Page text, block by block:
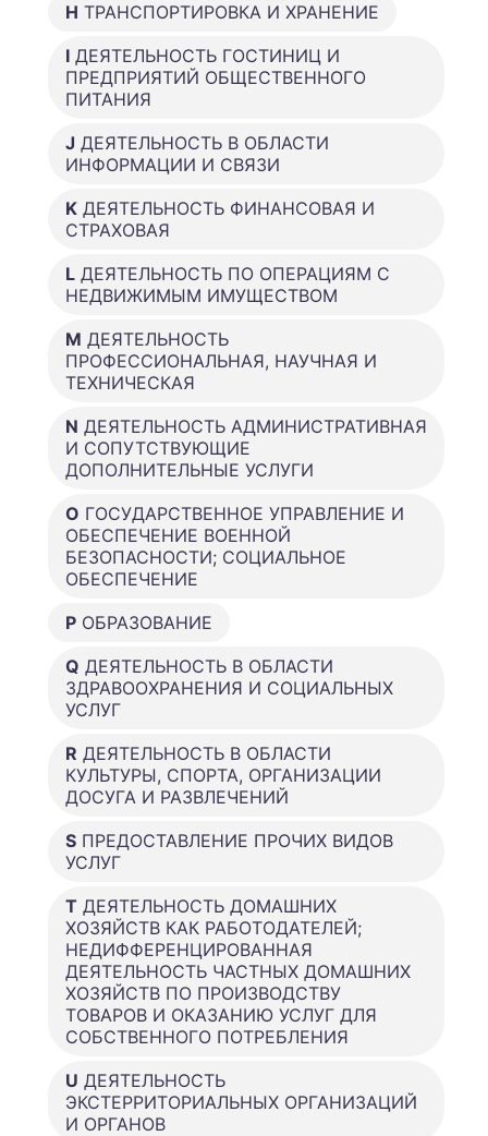
H ТРАНСПОРТИРОВКА И ХРАНЕНИЕ
I ДЕЯТЕЛЬНОСТЬ ГОСТИНИЦ И
ПРЕДПРИЯТИЙ ОБЩЕСТВЕННОГО
ПИТАНИЯ
J ДЕЯТЕЛЬНОСТЬ В ОБЛАСТИ
ИНФОРМАЦИИ И СВЯЗИ
K ДЕЯТЕЛЬНОСТЬ ФИНАНСОВАЯ И
СТРАХОВАЯ
L ДЕЯТЕЛЬНОСТЬ ПО ОПЕРАЦИЯМ С
НЕДВИЖИМЫМ ИМУЩЕСТВОМ
M ДЕЯТЕЛЬНОСТЬ
ПРОФЕССИОНАЛЬНАЯ, НАУЧНАЯ И
ТЕХНИЧЕСКАЯ
N ДЕЯТЕЛЬНОСТЬ АДМИНИСТРАТИВНАЯ
И СОПУТСТВУЮЩИЕ
ДОПОЛНИТЕЛЬНЫЕ УСЛУГИ
O ГОСУДАРСТВЕННОЕ УПРАВЛЕНИЕ И
ОБЕСПЕЧЕНИЕ ВОЕННОЙ
БЕЗОПАСНОСТИ; СОЦИАЛЬНОЕ
ОБЕСПЕЧЕНИЕ
P ОБРАЗОВАНИЕ
Q ДЕЯТЕЛЬНОСТЬ В ОБЛАСТИ
ЗДРАВООХРАНЕНИЯ И СОЦИАЛЬНЫХ
УСЛУГ
R ДЕЯТЕЛЬНОСТЬ В ОБЛАСТИ
КУЛЬТУРЫ, СПОРТА, ОРГАНИЗАЦИИ
ДОСУГА И РАЗВЛЕЧЕНИЙ
S ПРЕДОСТАВЛЕНИЕ ПРОЧИХ ВИДОВ
УСЛУГ
T ДЕЯТЕЛЬНОСТЬ ДОМАШНИХ
ХОЗЯЙСТВ КАК РАБОТОДАТЕЛЕЙ;
НЕДИФФЕРЕНЦИРОВАННАЯ
ДЕЯТЕЛЬНОСТЬ ЧАСТНЫХ ДОМАШНИХ
ХОЗЯЙСТВ ПО ПРОИЗВОДСТВУ
ТОВАРОВ И ОКАЗАНИЮ УСЛУГ ДЛЯ
СОБСТВЕННОГО ПОТРЕБЛЕНИЯ
U ДЕЯТЕЛЬНОСТЬ
ЭКСТЕРРИТОРИАЛЬНЫХ ОРГАНИЗАЦИЙ
И ОРГАНОВ